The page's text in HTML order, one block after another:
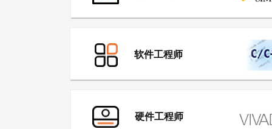
软件工程师
硬件工程师